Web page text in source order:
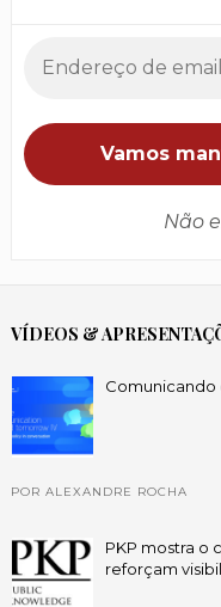
Não
VÍDEOS &
Comunicando
POR ALEXANDRE ROCHA
PKP mostra o
reforçam